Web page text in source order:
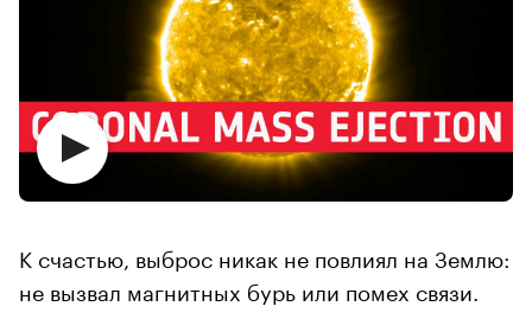
К счастью, выброс никак не повлиял на Землю:
не вызвал магнитных бурь или помех связи.